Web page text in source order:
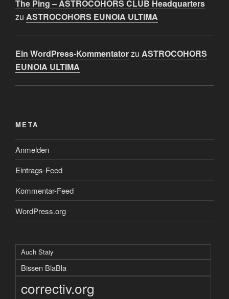
The Ping – ASTROCOHORS CLUB Headquarters
zu ASTROCOHORS EUNOIA ULTIMA
Ein WordPress-Kommentatorzu ASTROCOHORS
EUNOIA ULTIMA
META
Anmelden
Eintrags-Feed
Kommentar-Feed
WordPress.org
Auch Staiy
Bissen BlaBla
correctiv.org